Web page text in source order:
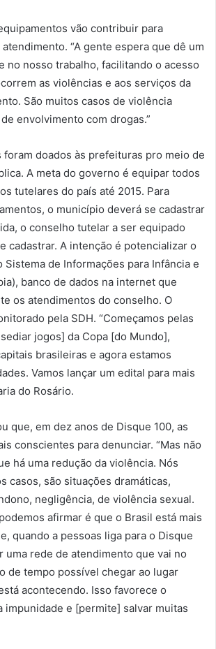
vão contribuir para
“A gente espera que dê um
no nosso trabalho, facilitando o acesso
as violências e aos serviços da
São muitos casos de violência
envolvimento com drogas.”
foram doados às prefeituras pro meio de
A meta do governo é equipar todos
tutelares do país até 2015. Para
o município deverá se cadastrar
o conselho tutelar a ser equipado
cadastrar. A intenção é potencializar o
Sistema de Informações para Infância e
banco de dados na internet que
os atendimentos do conselho. O
pela SDH. “Começamos pelas
jogos] da Copa [do Mundo],
brasileiras e agora estamos
Vamos lançar um edital para mais
do Rosário.
que, em dez anos de Disque 100, as
conscientes para denunciar. “Mas não
há uma redução da violência. Nós
casos, são situações dramáticas,
negligência, de violência sexual.
afirmar é que o Brasil está mais
quando a pessoas liga para o Disque
uma rede de atendimento que vai no
de tempo possível chegar ao lugar
acontecendo. Isso favorece o
impunidade e [permite] salvar muitas